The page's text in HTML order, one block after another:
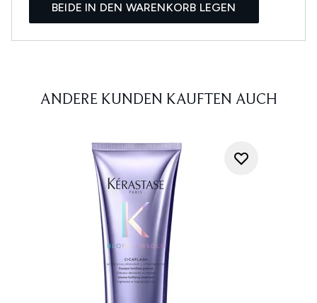
BEIDE IN DEN WARENKORB LEGEN
ANDERE KUNDEN KAUFTEN AUCH